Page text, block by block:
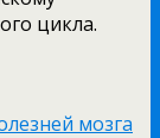
цикла.